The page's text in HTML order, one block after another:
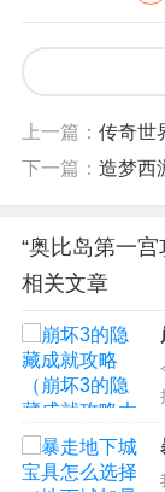
上一篇： 传奇世界
下一篇： 造梦西
“奥比岛第一
相关文章